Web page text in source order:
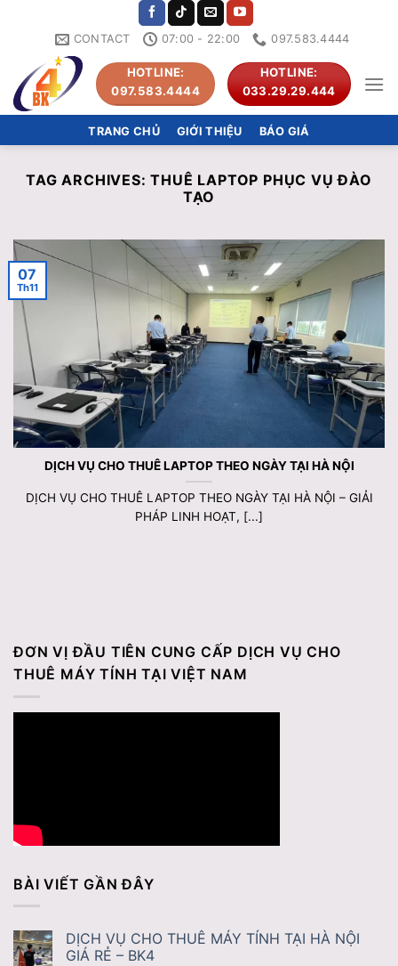
CONTACT 07:00 - 22:00 097.583.4444
HOTLINE:
097.583.4444
HOTLINE:
033.29.29.444
TRANG CHỦ GIỚI THIỆU BÁO GIÁ
TAG ARCHIVES:THUÊ LAPTOP PHỤC VỤ ĐÀO
TẠO
DỊCH VỤ CHO THUÊ LAPTOP THEO NGÀY TẠI HÀ NỘI
DỊCH VỤ CHO THUÊ LAPTOP THEO NGÀY TẠI HÀ NỘI – GIẢI
PHÁP LINH HOẠT, [...]
07
Th11
ĐƠN VỊ ĐẦU TIÊN CUNG CẤP DỊCH VỤ CHO
THUÊ MÁY TÍNH TẠI VIỆT NAM
BÀI VIẾT GẦN ĐÂY
DỊCH VỤ CHO THUÊ MÁY TÍNH TẠI HÀ NỘI
GIÁ RẺ – BK4